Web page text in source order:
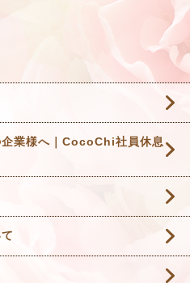
業様へ｜CocoChi社員休息